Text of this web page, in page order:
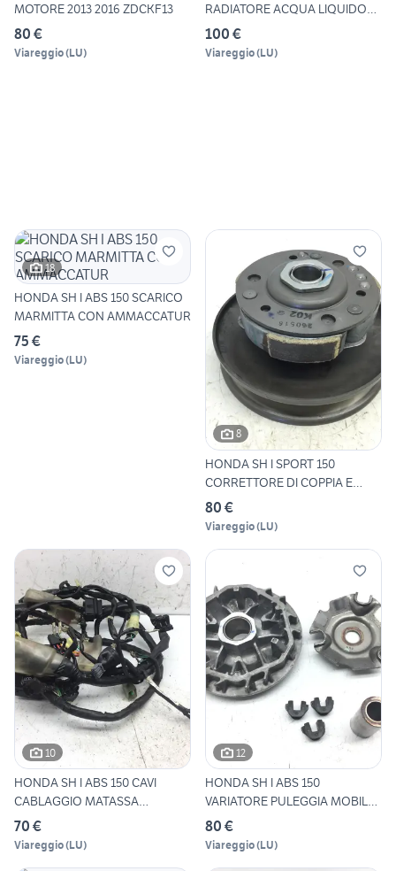
MOTORE 2013 2016 ZDCKF13
80 €
Viareggio(LU)
RADIATORE ACQUA LIQUIDO
RAFFR
100 €
Viareggio(LU)
18
HONDA SH I ABS 150 SCARICO
MARMITTA CON AMMACCATUR
75 €
Viareggio(LU)
8
HONDA SH I SPORT 150
CORRETTORE DI COPPIA E
FRIZIO
80 €
Viareggio(LU)
10
HONDA SH I ABS 150 CAVI
CABLAGGIO MATASSA
IMPIANTO
70 €
Viareggio(LU)
12
HONDA SH I ABS 150
VARIATORE PULEGGIA MOBILE
MOTRI
80 €
Viareggio(LU)